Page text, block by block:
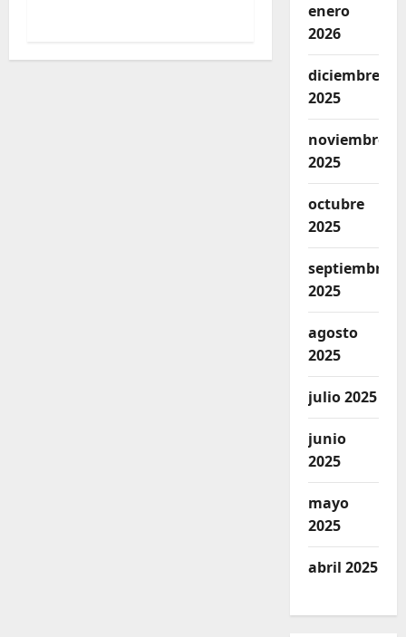
enero
2026
diciembre
2025
noviembre
2025
octubre
2025
septiembre
2025
agosto
2025
julio 2025
junio
2025
mayo
2025
abril 2025